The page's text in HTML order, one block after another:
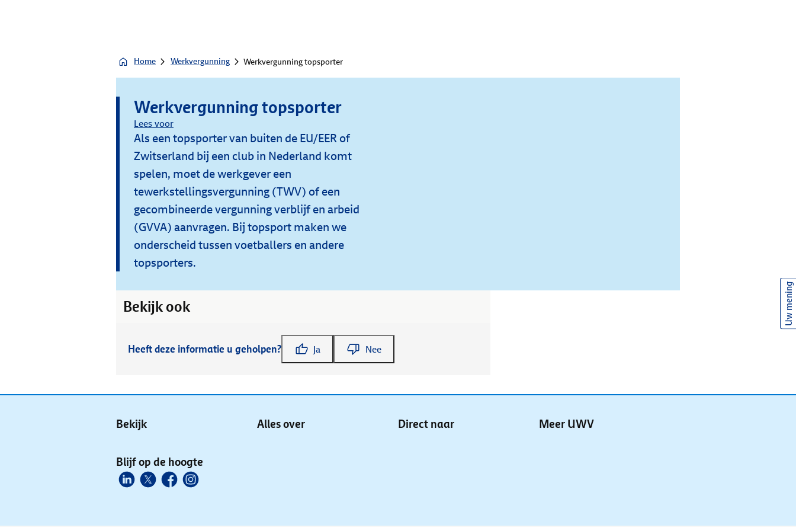
Home Werkvergunning Werkvergunning topsporter
Werkvergunning topsporter
Lees voor
Als een topsporter van buiten de EU/EER of
Zwitserland bij een club in Nederland komt
spelen, moet de werkgever een
tewerkstellingsvergunning (TWV) of een
gecombineerde vergunning verblijf en arbeid
(GVVA) aanvragen. Bij topsport maken we
onderscheid tussen voetballers en andere
topsporters.
Bekijk ook
Heeft deze informatie u geholpen? Ja Nee
Bekijk Alles over Direct naar Meer UWV
Blijf op de hoogte
Uw mening